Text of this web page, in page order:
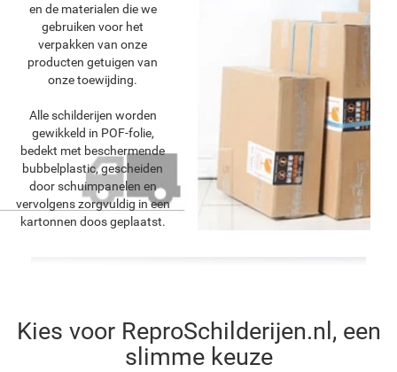
en de materialen die we
gebruiken voor het
verpakken van onze
producten getuigen van
onze toewijding.
Alle schilderijen worden
gewikkeld in POF-folie,
bedekt met beschermende
bubbelplastic, gescheiden
door schuimpanelen en
vervolgens zorgvuldig in een
kartonnen doos geplaatst.
Kies voor ReproSchilderijen.nl, een
slimme keuze